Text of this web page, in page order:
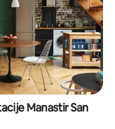
Manastir San